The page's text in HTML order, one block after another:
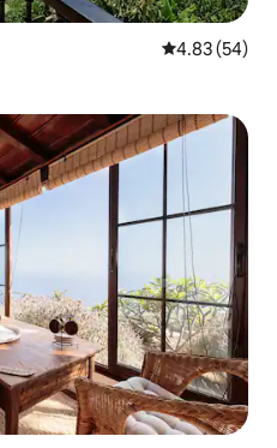
Ukadiriaji wa
4.83 (54)